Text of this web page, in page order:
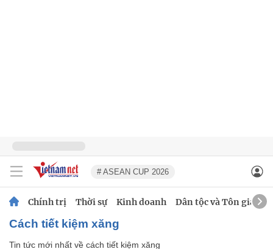
# ASEAN CUP 2026
Chính trị Thời sự Kinh doanh Dân tộc và Tôn giáo
cách tiết kiệm xăng
Tin tức mới nhất về cách tiết kiệm xăng